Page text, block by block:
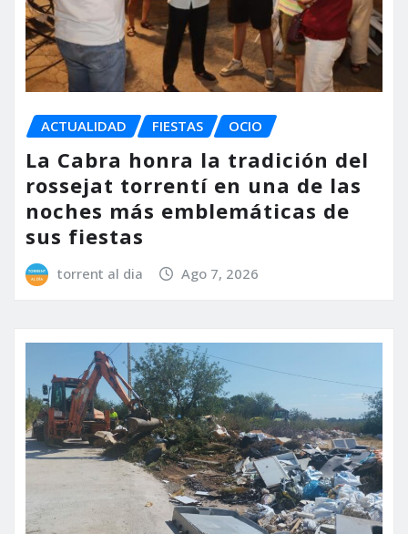
ACTUALIDAD FIESTAS OCIO
La Cabra honra la tradición del
rossejat torrentí en una de las
noches más emblemáticas de
sus fiestas
torrent al dia Ago 7, 2026